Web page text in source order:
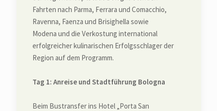
Fahrten nach Parma, Ferrara und Comacchio,
Ravenna, Faenza und Brisighella sowie
Modena und die Verkostung international
erfolgreicher kulinarischen Erfolgsschlager der
Region auf dem Programm.
Tag 1: Anreise und Stadtführung Bologna
Beim Bustransfer ins Hotel „Porta San